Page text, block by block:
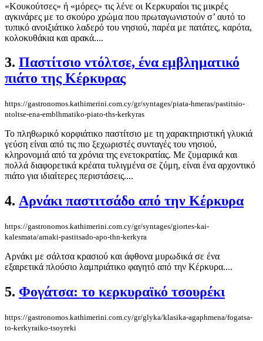
«Κουκούτσες» ή «μόρες» τις λένε οι Κερκυραίοι τις μικρές
αγκινάρες με το σκούρο χρώμα που πρωταγωνιστούν σ’ αυτό το
τυπικό ανοιξιάτικο λαδερό του νησιού, παρέα με πατάτες, καρότα,
κολοκυθάκια και αρακά....
3. Παστίτσιο ντόλτσε, ένα εμβληματικό
πιάτο της Κέρκυρας
https://gastronomos.kathimerini.com.cy/gr/syntages/piata-hmeras/pastitsio-
ntoltse-ena-emblhmatiko-piato-ths-kerkyras
Το πληθωρικό κορφιάτικο παστίτσιο με τη χαρακτηριστική γλυκιά
γεύση είναι από τις πιο ξεχωριστές συνταγές του νησιού,
κληρονομιά από τα χρόνια της ενετοκρατίας. Με ζυμαρικά και
πολλά διαφορετικά κρέατα τυλιγμένα σε ζύμη, είναι ένα αρχοντικό
πιάτο για ιδιαίτερες περιστάσεις....
4. Αρνάκι παστιτσάδο από την Κέρκυρα
https://gastronomos.kathimerini.com.cy/gr/syntages/giortes-kai-
kalesmata/arnaki-pastitsado-apo-thn-kerkyra
Αρνάκι με σάλτσα κρασιού και άφθονα μυρωδικά σε ένα
εξαιρετικά πλούσιο λαμπριάτικο φαγητό από την Κέρκυρα....
5. Φογάτσα: το κερκυραϊκό τσουρέκι
https://gastronomos.kathimerini.com.cy/gr/glyka/klasika-agaphmena/fogatsa-
to-kerkyraiko-tsoyreki